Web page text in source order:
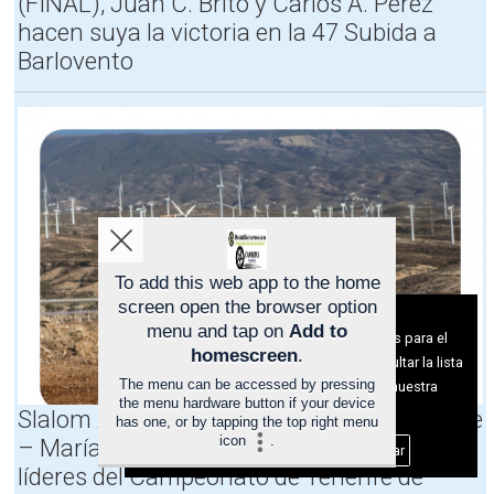
C
A
S
2
0
A
N
C
)
R
A
M
S
y
2
0
(
A
V
A
N
C
E
,
T
R
A
M
O
S
,
H
O
R
A
R
S
L
p
r
e
s
e
n
t
l
n
u
e
v
o
C
U
R
A
hacen suya la victoria en la 47 Subida a
Barlovento
Slalom Arico 2026 (final), Juan J. Tacoronte
– María Sáez y Óscar Dóniz, primeros
líderes del Campeonato de Tenerife de
Aviso sobre el Uso de cookies:
Utilizamos cookies nuestras y de terceros para el
funcionamiento del digital. Puedes consultar la lista
de cookies y como desconectarlas.Ver nuestra
Política de Privacidad y Cookies
Aceptar Cookies Personalizar
To add this web app to the home
screen open the browser option
menu and tap on Add to
homescreen.
The menu can be accessed by pressing
the menu hardware button if your device
has one, or by tapping the top right menu
icon
.